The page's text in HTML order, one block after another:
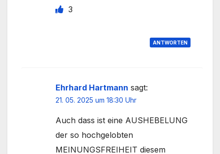
3
ANTWORTEN
Ehrhard Hartmann sagt:
21. 05. 2025 um 18:30 Uhr
Auch dass ist eine AUSHEBELUNG
der so hochgelobten
MEINUNGSFREIHEIT diesem